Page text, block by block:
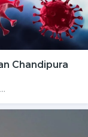
Chandipura